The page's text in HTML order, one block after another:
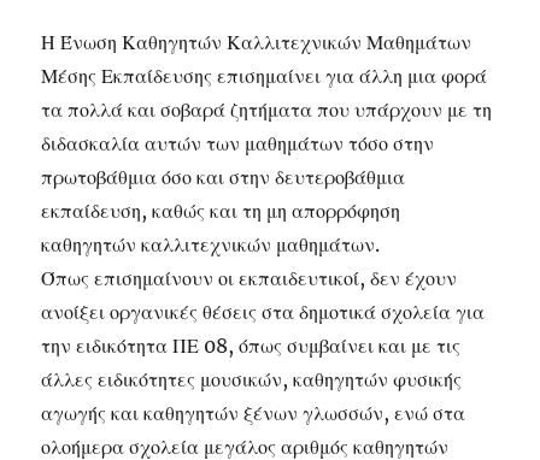
Η Ένωση Καθηγητών Καλλιτεχνικών Μαθημάτων
Μέσης Εκπαίδευσης επισημαίνει για άλλη μια φορά
τα πολλά και σοβαρά ζητήματα που υπάρχουν με τη
διδασκαλία αυτών των μαθημάτων τόσο στην
πρωτοβάθμια όσο και στην δευτεροβάθμια
εκπαίδευση, καθώς και τη μη απορρόφηση
καθηγητών καλλιτεχνικών μαθημάτων.
Όπως επισημαίνουν οι εκπαιδευτικοί, δεν έχουν
ανοίξει οργανικές θέσεις στα δημοτικά σχολεία για
την ειδικότητα ΠΕ 08, όπως συμβαίνει και με τις
άλλες ειδικότητες μουσικών, καθηγητών φυσικής
αγωγής και καθηγητών ξένων γλωσσών, ενώ στα
ολοήμερα σχολεία μεγάλος αριθμός καθηγητών